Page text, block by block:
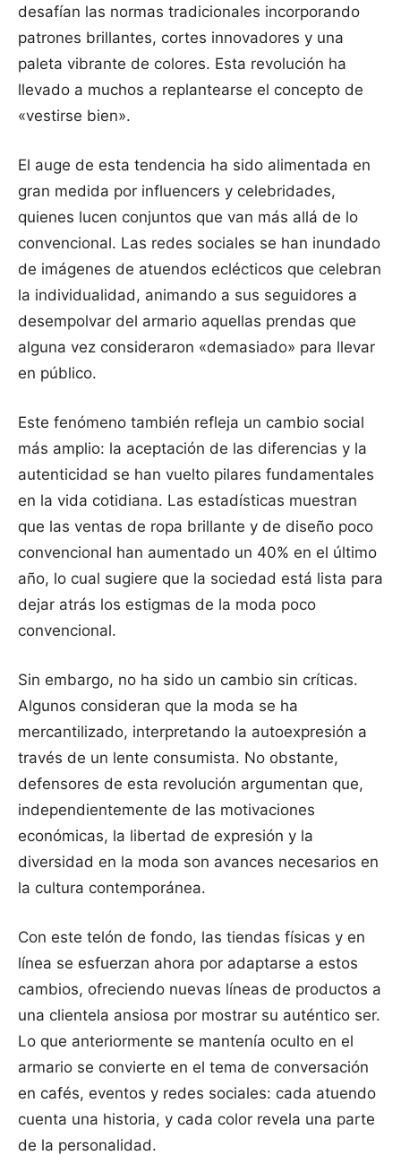
desafían las normas tradicionales incorporando
patrones brillantes, cortes innovadores y una
paleta vibrante de colores. Esta revolución ha
llevado a muchos a replantearse el concepto de
«vestirse bien».
El auge de esta tendencia ha sido alimentada en
gran medida por influencers y celebridades,
quienes lucen conjuntos que van más allá de lo
convencional. Las redes sociales se han inundado
de imágenes de atuendos eclécticos que celebran
la individualidad, animando a sus seguidores a
desempolvar del armario aquellas prendas que
alguna vez consideraron «demasiado» para llevar
en público.
Este fenómeno también refleja un cambio social
más amplio: la aceptación de las diferencias y la
autenticidad se han vuelto pilares fundamentales
en la vida cotidiana. Las estadísticas muestran
que las ventas de ropa brillante y de diseño poco
convencional han aumentado un 40% en el último
año, lo cual sugiere que la sociedad está lista para
dejar atrás los estigmas de la moda poco
convencional.
Sin embargo, no ha sido un cambio sin críticas.
Algunos consideran que la moda se ha
mercantilizado, interpretando la autoexpresión a
través de un lente consumista. No obstante,
defensores de esta revolución argumentan que,
independientemente de las motivaciones
económicas, la libertad de expresión y la
diversidad en la moda son avances necesarios en
la cultura contemporánea.
Con este telón de fondo, las tiendas físicas y en
línea se esfuerzan ahora por adaptarse a estos
cambios, ofreciendo nuevas líneas de productos a
una clientela ansiosa por mostrar su auténtico ser.
Lo que anteriormente se mantenía oculto en el
armario se convierte en el tema de conversación
en cafés, eventos y redes sociales: cada atuendo
cuenta una historia, y cada color revela una parte
de la personalidad.